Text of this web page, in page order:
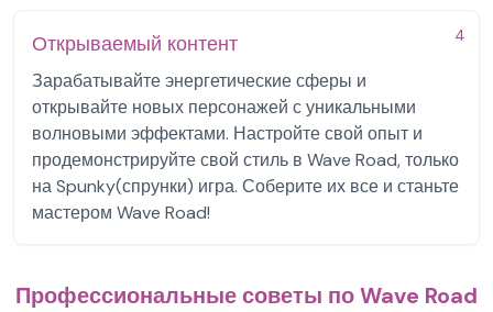
4
Открываемый контент
Зарабатывайте энергетические сферы и
открывайте новых персонажей с уникальными
волновыми эффектами. Настройте свой опыт и
продемонстрируйте свой стиль в Wave Road, только
на Spunky(спрунки) игра. Соберите их все и станьте
мастером Wave Road!
Профессиональные советы по Wave Road